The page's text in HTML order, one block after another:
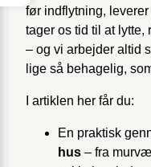
før indflytning, leverer
tager os tid til at lytte,
– og vi arbejder altid
lige så behagelig,
I artiklen her får du:
En praktisk
hus – fra